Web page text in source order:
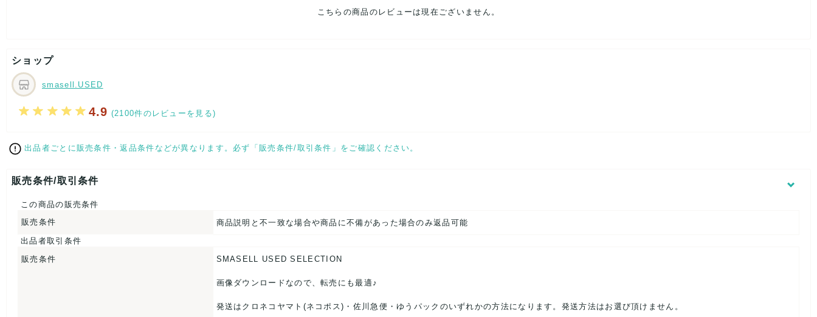
特記する程のダメージはなく、状態良好なお品になります。
ダメージがある場合はできる限り、撮影しておりますので、
ご確認下さいませ。
【 サイズ・容量 】
着丈：約67cm
【 素材・成分 】
素材タグを撮影しておりますので、ご確認くださいませ。
【 商品札 】
なし
こちらの商品のレビューは現在ございません。
ショップ
smasell.USED
4.9 (2100件のレビューを見る)
出品者ごとに販売条件・返品条件などが異なります。必ず「販売条件/取引条件」をご確認ください。
販売条件/取引条件
この商品の販売条件
販売条件
商品説明と不一致な場合や商品に不備があった場合のみ返品可能
出品者取引条件
販売条件
SMASELL USED SELECTION
画像ダウンロードなので、転売にも最適♪
発送はクロネコヤマト(ネコポス)・佐川急便・ゆうパックのいずれかの方法になります。発送方法はお選び頂けません。